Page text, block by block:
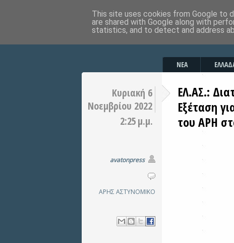
ΝΕΑ
Κυριακή 6
Νοεμβρίου 2022
2:25 μ.μ.
avatonpress
ΑΡΗΣ ΑΣΤΥΝΟΜΙΚΟ
ΕΛ.ΑΣ.:
Εξέταση
του ΑΡΗ
This site uses cookies from Google to
are shared with Google along with
statistics, and to detect and address